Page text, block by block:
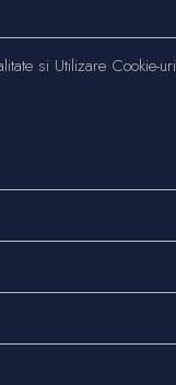
si Utilizare Cookie-uri